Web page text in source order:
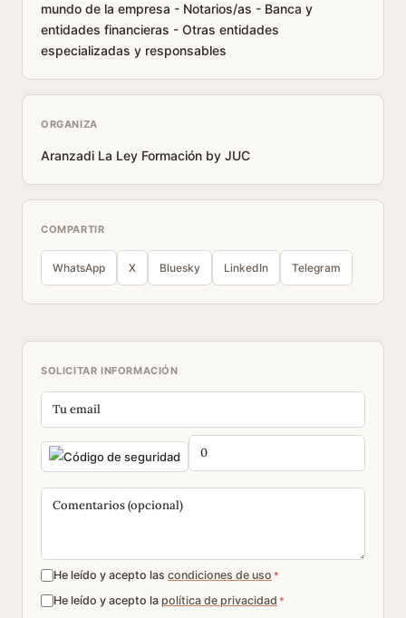
mundo de la empresa - Notarios/as - Banca y
entidades financieras - Otras entidades
especializadas y responsables
ORGANIZA
Aranzadi La Ley Formación by JUC
COMPARTIR
WhatsApp X Bluesky LinkedIn Telegram
SOLICITAR INFORMACIÓN
He leído y acepto las condiciones de uso *
He leído y acepto la política de privacidad *